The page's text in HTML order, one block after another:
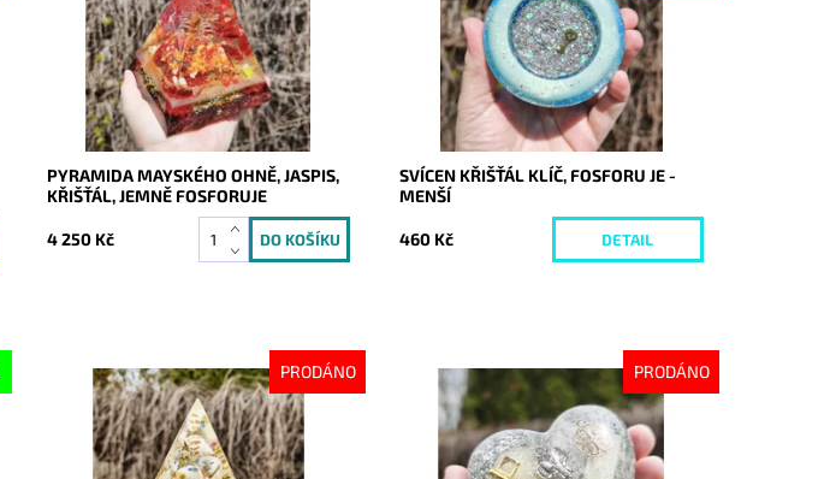
PYRAMIDA MAYSKÉHO OHNĚ, JASPIS,
KŘIŠŤÁL, JEMNĚ FOSFORUJE
4 250 Kč
SVÍCEN KŘIŠŤÁL KLÍČ, FOSFORU JE -
MENŠÍ
460 Kč DETAIL
PRODÁNO
Dostupnost:
Vyprodáno
10643
PRODÁNO
Dostupnost:
Vyprodáno
10641